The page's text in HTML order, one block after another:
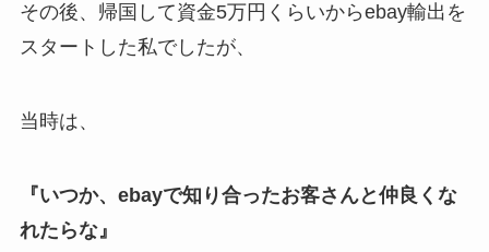
その後、帰国して資金5万円くらいからebay輸出を
スタートした私でしたが、
当時は、
『いつか、ebayで知り合ったお客さんと仲良くな
れたらな』